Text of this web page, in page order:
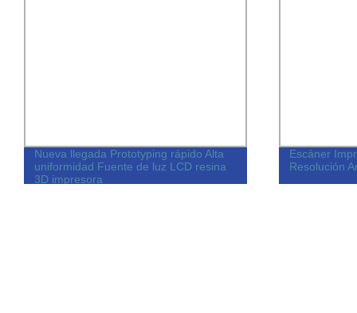
Nueva llegada Prototyping rápido Alta
uniformidad Fuente de luz LCD resina
3D impresora
Escáner
Resolución